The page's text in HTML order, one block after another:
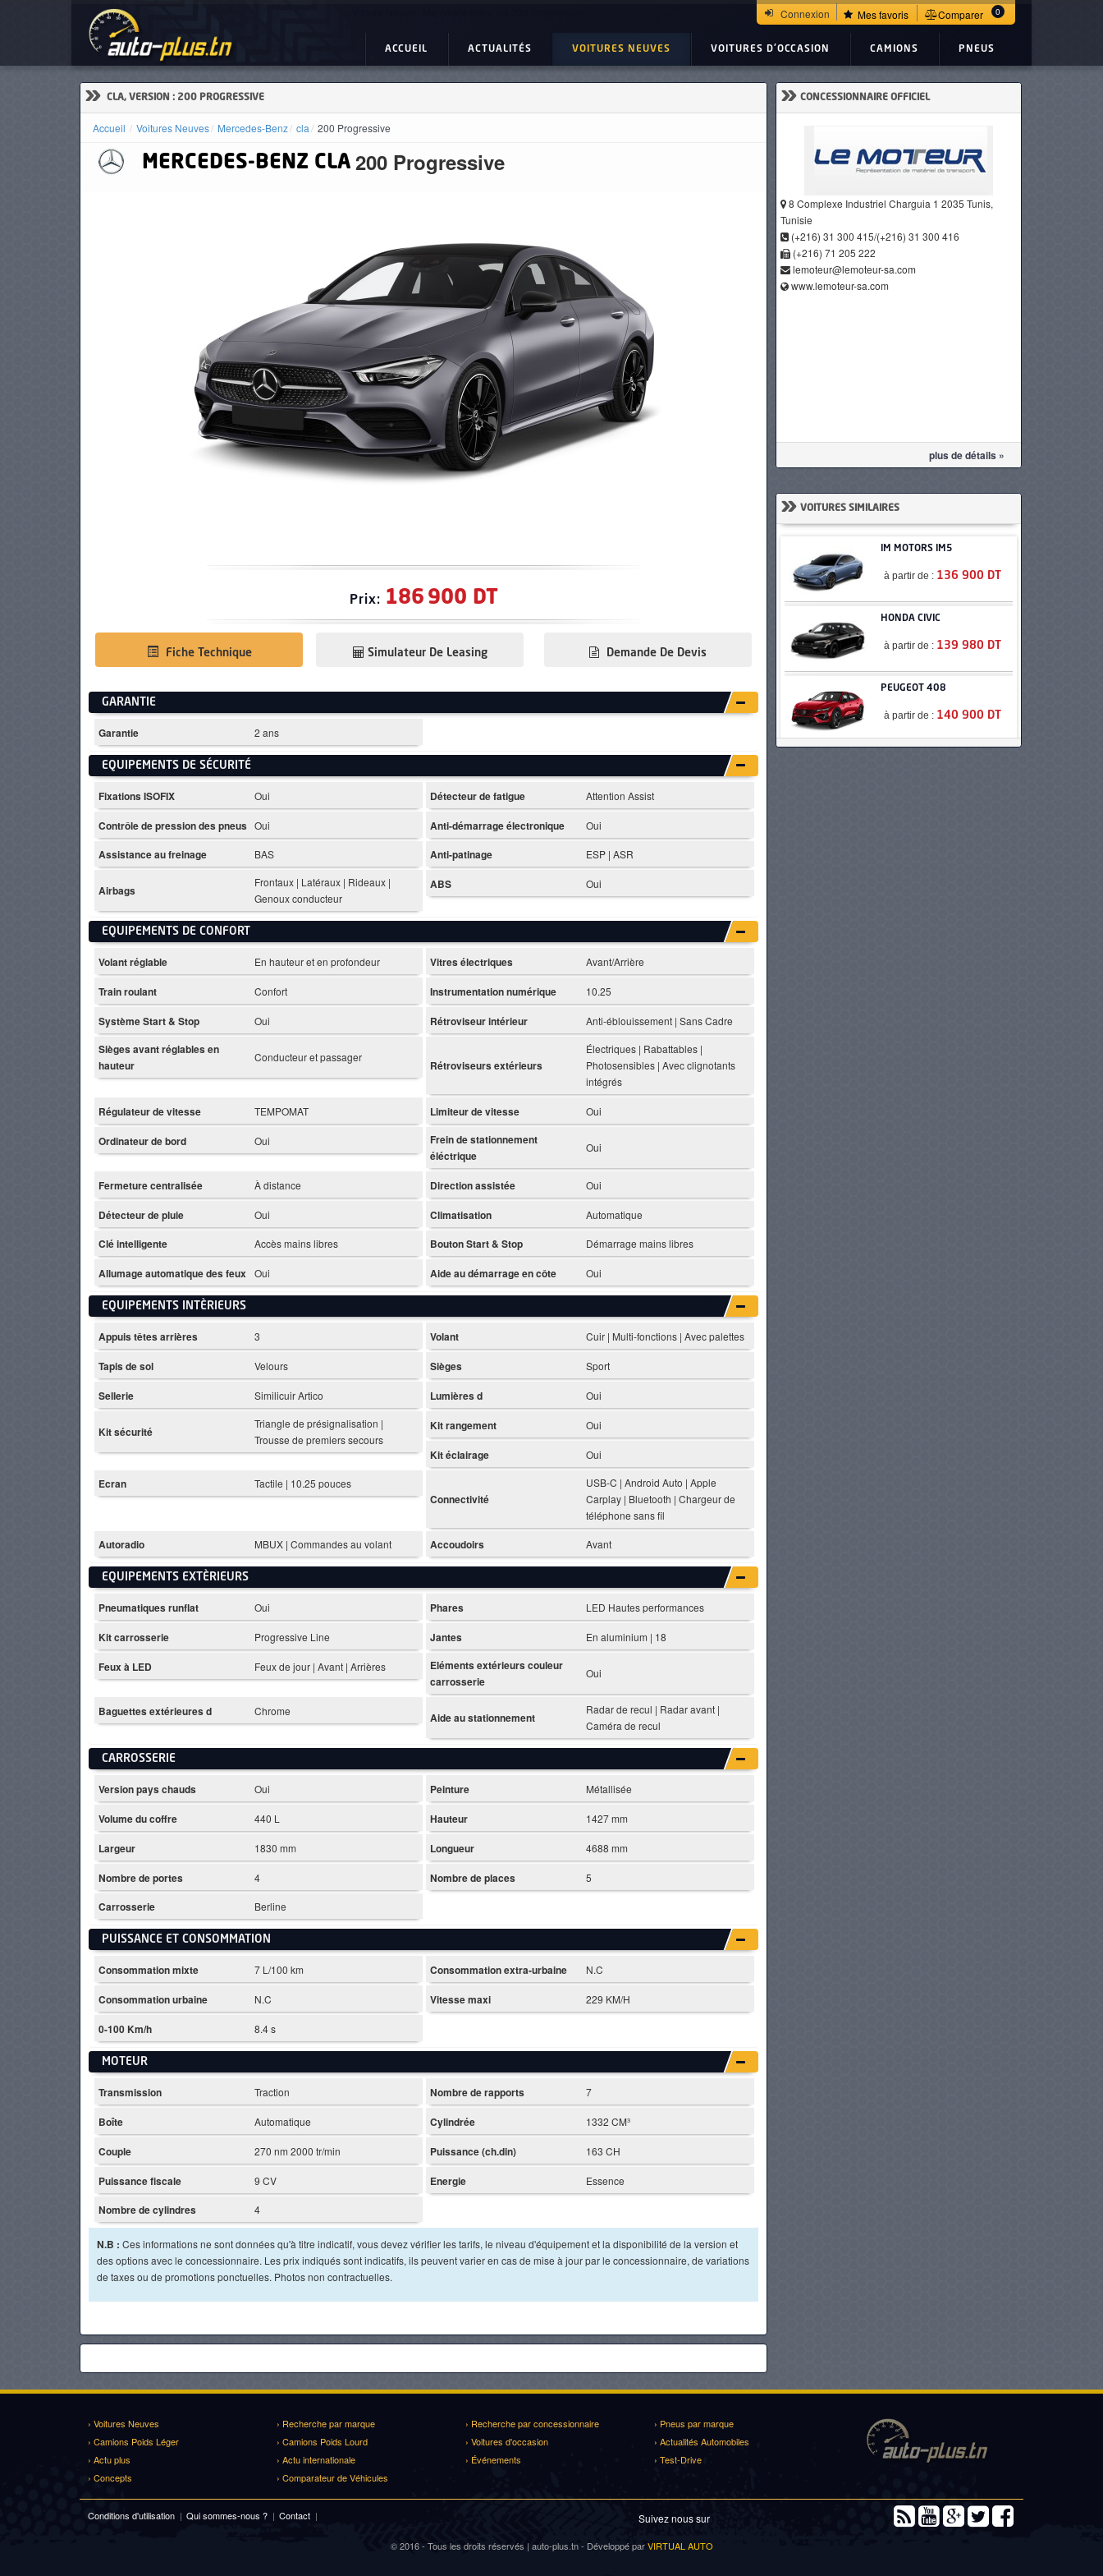
Connexion Mes favoris Comparer 0
ACCUEIL ACTUALITÉS VOITURES NEUVES VOITURES D'OCCASION CAMIONS PNEUS
» CLA, VERSION : 200 PROGRESSIVE
Accueil Voitures Neuves Mercedes-Benz cla 200 Progressive
MERCEDES-BENZ CLA 200 Progressive
Prix: 186 900 DT
Fiche Technique Demande De Devis
Simulateur De Leasing
GARANTIE
Garantie 2 ans
EQUIPEMENTS DE SÉCURITÉ
Fixations ISOFIX Oui Détecteur de fatigue Attention Assist
Contrôle de pression des pneus Oui Anti-démarrage électronique Oui
Assistance au freinage BAS Anti-patinage ESP | ASR
Airbags
Frontaux | Latéraux | Rideaux |
Genoux conducteur
ABS Oui
EQUIPEMENTS DE CONFORT
Volant réglable En hauteur et en profondeur Vitres électriques Avant/Arrière
Train roulant Confort Instrumentation numérique 10.25
Système Start & Stop Oui Rétroviseur intérieur Anti-éblouissement | Sans Cadre
Sièges avant réglables en
hauteur
Conducteur et passager
Rétroviseurs extérieurs
Électriques | Rabattables |
Photosensibles | Avec clignotants
intégrés
Régulateur de vitesse TEMPOMAT Limiteur de vitesse Oui
Ordinateur de bord Oui
Frein de stationnement
éléctrique
Oui
Fermeture centralisée À distance Direction assistée Oui
Détecteur de pluie Oui Climatisation Automatique
Clé intelligente Accès mains libres Bouton Start & Stop Démarrage mains libres
Allumage automatique des feux Oui Aide au démarrage en côte Oui
EQUIPEMENTS INTÈRIEURS
Appuis têtes arrières 3 Volant Cuir | Multi-fonctions | Avec palettes
Tapis de sol Velours Sièges Sport
Sellerie Similicuir Artico Lumières d Oui
Kit sécurité
Triangle de présignalisation |
Trousse de premiers secours
Kit rangement Oui
Kit éclairage Oui
Ecran Tactile | 10.25 pouces
Connectivité
USB-C | Android Auto | Apple
Carplay | Bluetooth | Chargeur de
téléphone sans fil
Autoradio MBUX | Commandes au volant Accoudoirs Avant
EQUIPEMENTS EXTÈRIEURS
Pneumatiques runflat Oui Phares LED Hautes performances
Kit carrosserie Progressive Line Jantes En aluminium | 18
Feux à LED Feux de jour | Avant | Arrières
Eléments extérieurs couleur
carrosserie
Oui
Baguettes extérieures d Chrome Aide au stationnement
Radar de recul | Radar avant |
Caméra de recul
CARROSSERIE
Version pays chauds Oui Peinture Métallisée
Volume du coffre 440 L Hauteur 1427 mm
Largeur 1830 mm Longueur 4688 mm
Nombre de portes 4 Nombre de places 5
Carrosserie Berline
PUISSANCE ET CONSOMMATION
Consommation mixte 7 L/100 km Consommation extra-urbaine N.C
Consommation urbaine N.C Vitesse maxi 229 KM/H
0-100 Km/h 8.4 s
MOTEUR
Transmission Traction Nombre de rapports 7
Boîte Automatique Cylindrée 1332 CM³
Couple 270 nm 2000 tr/min Puissance (ch.din) 163 CH
Puissance fiscale 9 CV Energie Essence
Nombre de cylindres 4
N.B : Ces informations ne sont données qu'à titre indicatif, vous devez vérifier les tarifs, le niveau d'équipement et la disponibilité de la version et
des options avec le concessionnaire. Les prix indiqués sont indicatifs, ils peuvent varier en cas de mise à jour par le concessionnaire, de variations
de taxes ou de promotions ponctuelles. Photos non contractuelles.
» CONCESSIONNAIRE OFFICIEL
8 Complexe Industriel Charguia 1 2035 Tunis,
Tunisie
(+216) 31 300 415/(+216) 31 300 416
(+216) 71 205 222
lemoteur@lemoteur-sa.com
www.lemoteur-sa.com
plus de détails »
» VOITURES SIMILAIRES
IM MOTORS IM5
à partir de : 136 900 DT
HONDA CIVIC
à partir de : 139 980 DT
PEUGEOT 408
à partir de : 140 900 DT
› Voitures Neuves › Recherche par marque › Recherche par concessionnaire
› Pneus par marque
› Camions Poids Léger
› Camions Poids Lourd › Voitures d'occasion
› Actualités Automobiles
› Actu plus
› Actu internationale › Événements
› Test-Drive
› Concepts
› Comparateur de Véhicules
Conditions d'utilisation | Qui sommes-nous ? | Contact | Suivez nous sur
© 2016 - Tous les droits réservés | auto-plus.tn - Développé parVIRTUAL AUTO
ACTUALITÉS